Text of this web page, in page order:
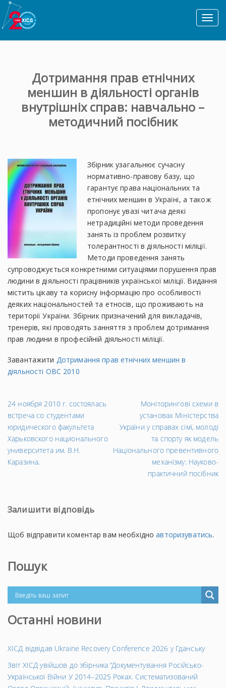
Toggle
Дотримання прав етнічних
меншин в діяльності органів
внутрішніх справ: навчально –
методичний посібник
Збірник узагальнює сучасну
нормативно-правову базу, що
гарантує права національних та
етнічних меншин в Україні, а також
пропонує увазі читача деякі
нетрадиційні методи проведення
занять із проблем розвитку
толерантності в діяльності міліції.
Методи проведення занять
супроводжується конкретними ситуаціями порушення прав
людини в діяльності працівників української міліції. Видання
містить цікаву та корисну інформацію про особливості
деяких національностей та етносів, що проживають на
території України. Збірник призначений для викладачів,
тренерів, які проводять занняття з проблем дотримання
прав людини в професійній діяльності міліції.
Завантажити Дотримання прав етнічних меншин в
діяльності ОВС 2010
←
Попередній
запис
24 ноября 2010 г. состоялась
встреча со студентами
юридического факультета
Харьковского национального
университета им. В.Н.
Каразина.
Моніторингові схеми в
установах Міністерства
України у справах сімї, молоді
та спорту як модель
Національного превентивного
механізму: Науково-
практичний посібник
Залишити відповідь
Щоб відправити коментар вам необхідноавторизуватись.
Пошук
Останні новини
ХІСД відвідав Ukraine Recovery Conference 2026 у Гданську
Звіт ХІСД увійшов до збірника “Документування Російсько-
Української Війни У 2014–2025 Роках. Систематизований